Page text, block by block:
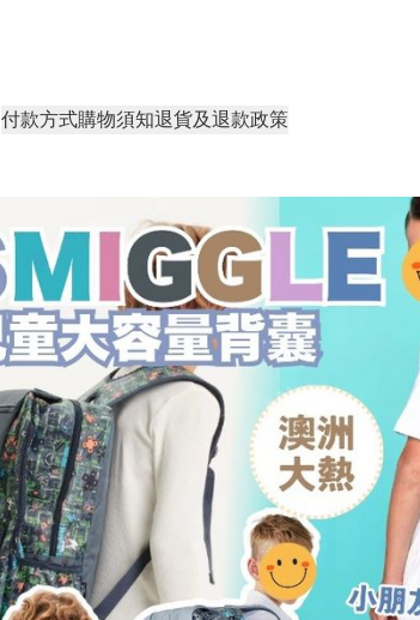
付款方式購物須知退貨及退款政策